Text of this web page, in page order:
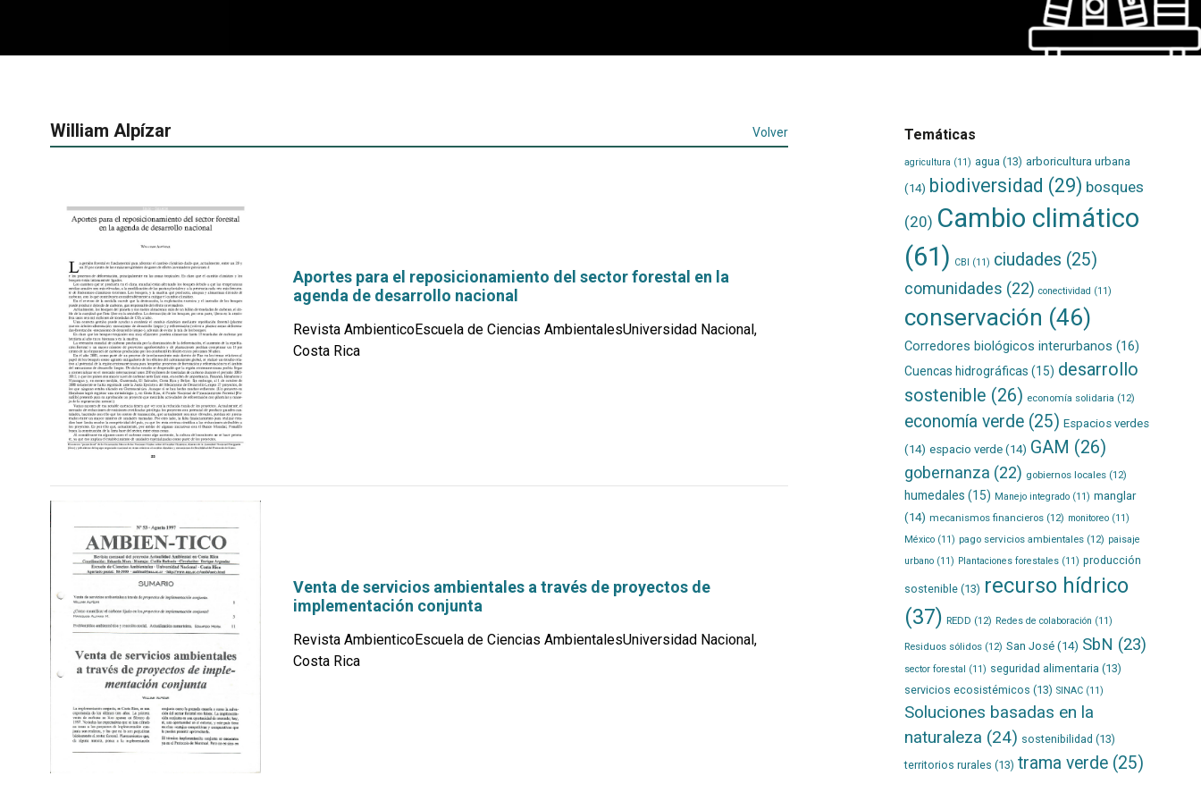
William Alpízar Volver
Aportes para el reposicionamiento del sector forestal en la
agenda de desarrollo nacional
Revista AmbienticoEscuela de Ciencias AmbientalesUniversidad Nacional,
Costa Rica
Venta de servicios ambientales a través de proyectos de
implementación conjunta
Revista AmbienticoEscuela de Ciencias AmbientalesUniversidad Nacional,
Costa Rica
Temáticas
agricultura (11) agua (13) arboricultura urbana
(14) biodiversidad (29) bosques
(20) Cambio climático
(61) CBI (11) ciudades (25)
comunidades (22) conectividad (11)
conservación (46)
Corredores biológicos interurbanos (16)
Cuencas hidrográficas (15) desarrollo
sostenible (26) economía solidaria (12)
economía verde(25) Espacios verdes
(14) espacio verde(14) GAM (26)
gobernanza (22) gobiernos locales(12)
humedales (15) Manejo integrado(11) manglar
(14) mecanismos financieros(12) monitoreo(11)
México(11) pago servicios ambientales(12) paisaje
urbano(11) Plantaciones forestales(11) producción
sostenible(13) recurso hídrico
(37) REDD (12) Redes de colaboración (11)
Residuos sólidos(12) San José(14) SbN (23)
sector forestal (11) seguridad alimentaria (13)
servicios ecosistémicos (13) SINAC(11)
Soluciones basadas en la
naturaleza (24) sostenibilidad (13)
territorios rurales (13) trama verde(25)